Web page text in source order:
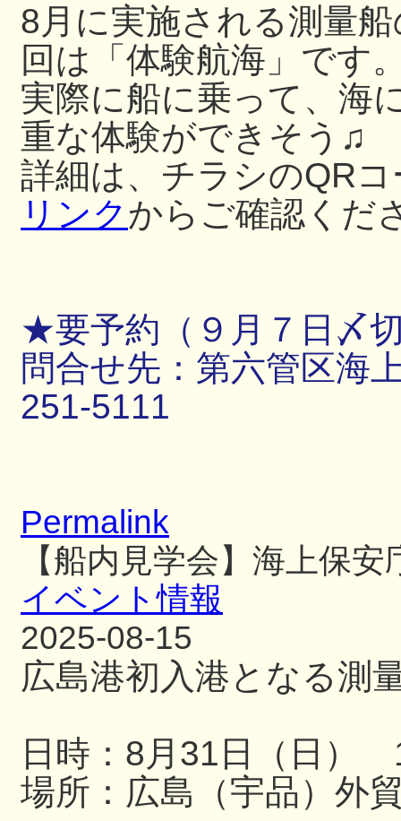
8月に実施される測量
回は「体験航海」です
実際に船に乗って、海
重な体験ができそう♫
詳細は、チラシのQR
リンクからご確認くだ
★要予約（９月７日〆
問合せ先：第六管区海
251-5111
Permalink
【船内見学会】海上保
イベント情報
2025-08-15
広島港初入港となる測
日時：8月31日（日）
場所：広島（宇品）外